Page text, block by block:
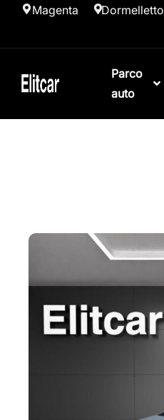
Magenta Dormelletto
Parco
auto